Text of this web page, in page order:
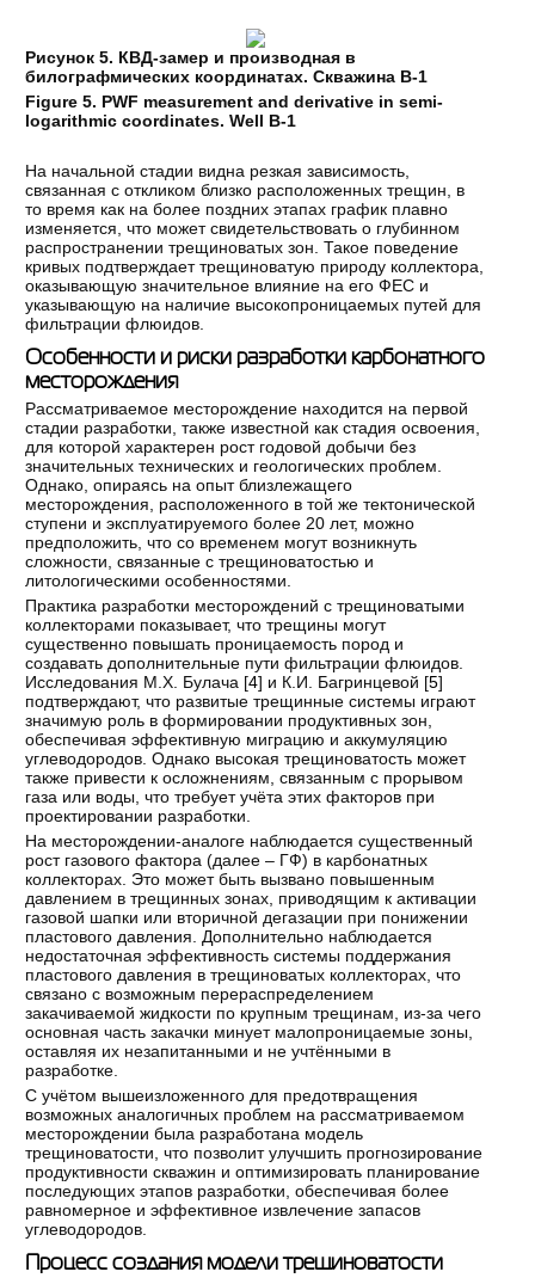
Рисунок 5. КВД-замер и производная в
билографмических координатах. Скважина В-1
Figure 5. PWF measurement and derivative in semi-
logarithmic coordinates. Well B-1
На начальной стадии видна резкая зависимость,
связанная с откликом близко расположенных трещин, в
то время как на более поздних этапах график плавно
изменяется, что может свидетельствовать о глубинном
распространении трещиноватых зон. Такое поведение
кривых подтверждает трещиноватую природу коллектора,
оказывающую значительное влияние на его ФЕС и
указывающую на наличие высокопроницаемых путей для
фильтрации флюидов.
Особенности и риски разработки карбонатного
месторождения
Рассматриваемое месторождение находится на первой
стадии разработки, также известной как стадия освоения,
для которой характерен рост годовой добычи без
значительных технических и геологических проблем.
Однако, опираясь на опыт близлежащего
месторождения, расположенного в той же тектонической
ступени и эксплуатируемого более 20 лет, можно
предположить, что со временем могут возникнуть
сложности, связанные с трещиноватостью и
литологическими особенностями.
Практика разработки месторождений с трещиноватыми
коллекторами показывает, что трещины могут
существенно повышать проницаемость пород и
создавать дополнительные пути фильтрации флюидов.
Исследования М.Х. Булача [4] и К.И. Багринцевой [5]
подтверждают, что развитые трещинные системы играют
значимую роль в формировании продуктивных зон,
обеспечивая эффективную миграцию и аккумуляцию
углеводородов. Однако высокая трещиноватость может
также привести к осложнениям, связанным с прорывом
газа или воды, что требует учёта этих факторов при
проектировании разработки.
На месторождении-аналоге наблюдается существенный
рост газового фактора (далее – ГФ) в карбонатных
коллекторах. Это может быть вызвано повышенным
давлением в трещинных зонах, приводящим к активации
газовой шапки или вторичной дегазации при понижении
пластового давления. Дополнительно наблюдается
недостаточная эффективность системы поддержания
пластового давления в трещиноватых коллекторах, что
связано с возможным перераспределением
закачиваемой жидкости по крупным трещинам, из-за чего
основная часть закачки минует малопроницаемые зоны,
оставляя их незапитанными и не учтёнными в
разработке.
С учётом вышеизложенного для предотвращения
возможных аналогичных проблем на рассматриваемом
месторождении была разработана модель
трещиноватости, что позволит улучшить прогнозирование
продуктивности скважин и оптимизировать планирование
последующих этапов разработки, обеспечивая более
равномерное и эффективное извлечение запасов
углеводородов.
Процесс создания модели трещиноватости